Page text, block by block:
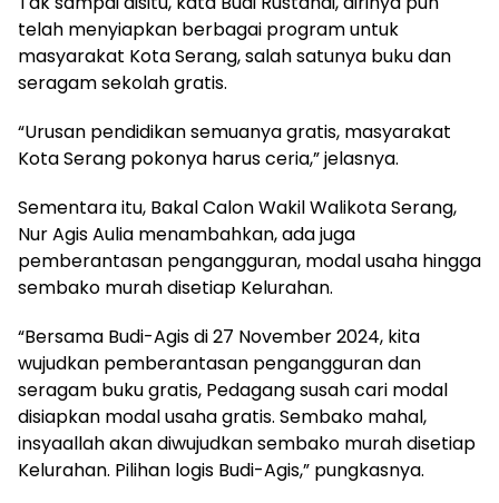
telah menyiapkan berbagai program untuk
masyarakat Kota Serang, salah satunya buku dan
seragam sekolah gratis.
“Urusan pendidikan semuanya gratis, masyarakat
Kota Serang pokonya harus ceria,” jelasnya.
Sementara itu, Bakal Calon Wakil Walikota Serang,
Nur Agis Aulia menambahkan, ada juga
pemberantasan pengangguran, modal usaha hingga
sembako murah disetiap Kelurahan.
“Bersama Budi-Agis di 27 November 2024, kita
wujudkan pemberantasan pengangguran dan
seragam buku gratis, Pedagang susah cari modal
disiapkan modal usaha gratis. Sembako mahal,
insyaallah akan diwujudkan sembako murah disetiap
Kelurahan. Pilihan logis Budi-Agis,” pungkasnya.